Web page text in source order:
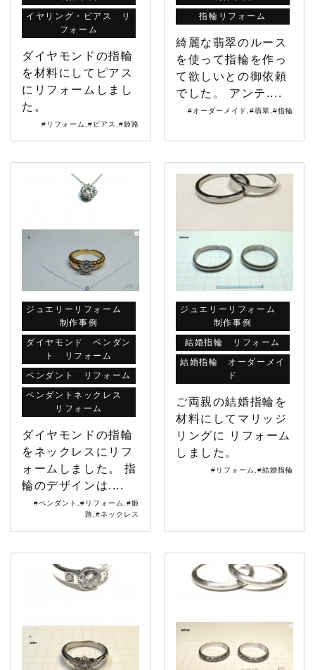
イヤリング・ピアス リ
フォーム
ダイヤモンドの指輪
を材料にしてピアス
にリフォームしまし
た。
#リフォーム #ピアス #姫路
指輪リフォーム
綺麗な翡翠のルース
を使って指輪を作っ
て欲しいとの御依頼
でした。 アンテ....
#オーダーメイド #翡翠 #指輪
ジュエリーリフォーム
制作事例
ダイヤモンド ペンダン
ト リフォーム
ペンダント リフォーム
ペンダントネックレス
リフォーム
ダイヤモンドの指輪
をネックレスにリフ
ォームしました。 指
輪のデザインは....
#ペンダント #リフォーム #姫
路 #ネックレス
ジュエリーリフォーム
制作事例
結婚指輪 リフォーム
結婚指輪 オーダーメイ
ド
ご両親の結婚指輪を
材料にしてマリッジ
リングに リフォーム
しました。
#リフォーム #結婚指輪